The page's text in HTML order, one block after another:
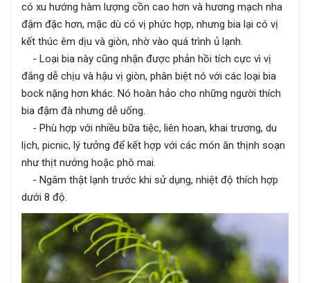
có xu hướng hàm lượng cồn cao hơn và hương mạch nha
đậm đặc hơn, mặc dù có vị phức hợp, nhưng bia lại có vị
kết thúc êm dịu và giòn, nhờ vào quá trình ủ lạnh.
- Loại bia này cũng nhận được phản hồi tích cực vì vị
đắng dễ chịu và hậu vị giòn, phân biệt nó với các loại bia
bock nặng hơn khác. Nó hoàn hảo cho những người thích
bia đậm đà nhưng dễ uống.
- Phù hợp với nhiều bữa tiệc, liên hoan, khai trương, du
lịch, picnic, lý tưởng để kết hợp với các món ăn thịnh soạn
như thịt nướng hoặc phô mai.
- Ngâm thật lạnh trước khi sử dụng, nhiệt độ thích hợp
dưới 8 độ.